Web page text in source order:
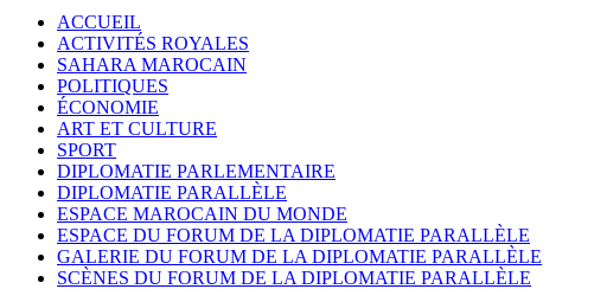
ACCUEIL
ACTIVITÉS ROYALES
SAHARA MAROCAIN
POLITIQUES
ÉCONOMIE
ART ET CULTURE
SPORT
DIPLOMATIE PARLEMENTAIRE
DIPLOMATIE PARALLÈLE
ESPACE MAROCAIN DU MONDE
ESPACE DU FORUM DE LA DIPLOMATIE PARALLÈLE
GALERIE DU FORUM DE LA DIPLOMATIE PARALLÈLE
SCÈNES DU FORUM DE LA DIPLOMATIE PARALLÈLE